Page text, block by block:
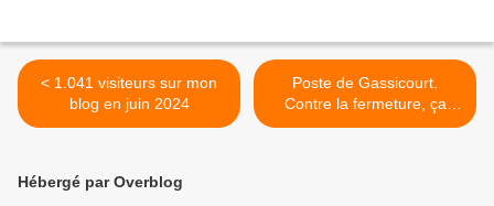
< 1.041 visiteurs sur mon
blog en juin 2024
Poste de Gassicourt.
Contre la fermeture, ça
s'organise >
Hébergé par Overblog